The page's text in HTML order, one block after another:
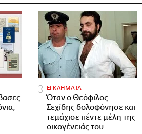
ΕΓΚΛΗΜΑΤΑ
Όταν ο Θεόφιλος
Σεχίδης δολοφόνησε και
τεμάχισε πέντε μέλη της
οικογένειάς του